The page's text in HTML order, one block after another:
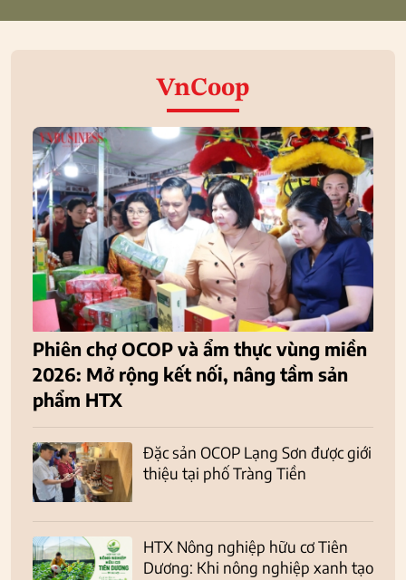
VnCoop
Phiên chợ OCOP và ẩm thực vùng miền
2026: Mở rộng kết nối, nâng tầm sản
phẩm HTX
Đặc sản OCOP Lạng Sơn được giới
thiệu tại phố Tràng Tiền
HTX Nông nghiệp hữu cơ Tiên
Dương: Khi nông nghiệp xanh tạo